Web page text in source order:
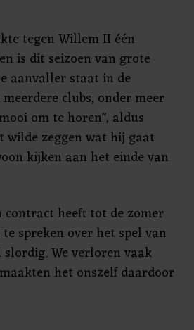
tegen Willem II één
is dit seizoen van grote
aanvaller staat in de
clubs, onder meer
om te horen", aldus
wilde zeggen wat hij gaat
kijken aan het einde van
contract heeft tot de zomer
spreken over het spel van
slordig. We verloren vaak
het onszelf daardoor